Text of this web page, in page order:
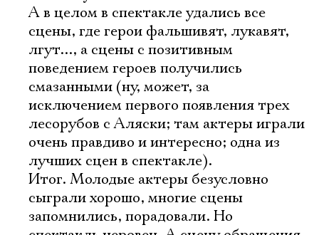
А в целом в спектакле удались все
сцены, где герои фальшивят, лукавят,
лгут..., а сцены с позитивным
поведением героев получились
смазанными (ну, может, за
исключением первого появления трех
лесорубов с Аляски; там актеры играли
очень правдиво и интересно; одна из
лучших сцен в спектакле).
Итог. Молодые актеры безусловно
сыграли хорошо, многие сцены
запомнились, порадовали. Но